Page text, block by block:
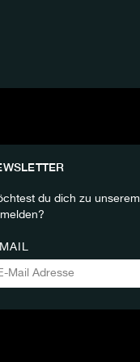
du dich zu unserem